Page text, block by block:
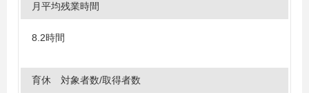
月平均残業時間
8.2時間
育休 対象者数/取得者数